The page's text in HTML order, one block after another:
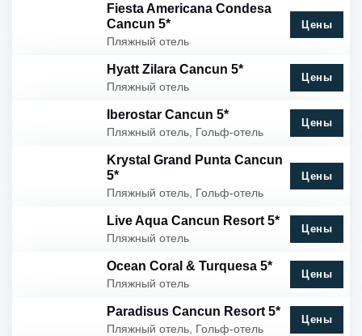
Fiesta Americana Condesa
Cancun 5*
Пляжный отель
Цены
Hyatt Zilara Cancun 5*
Пляжный отель
Цены
Iberostar Cancun 5*
Пляжный отель, Гольф-отель
Цены
Krystal Grand Punta Cancun
5*
Пляжный отель, Гольф-отель
Цены
Live Aqua Cancun Resort 5*
Пляжный отель
Цены
Ocean Coral & Turquesa 5*
Пляжный отель
Цены
Paradisus Cancun Resort 5*
Пляжный отель, Гольф-отель
Цены